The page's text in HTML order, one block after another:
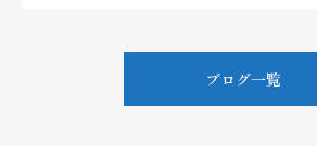
ブログ一覧